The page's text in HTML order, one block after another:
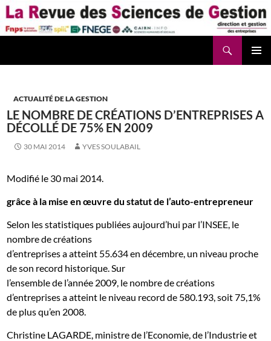
Aller
au
contenu
ACTUALITÉ DE LA GESTION
LE NOMBRE DE CRÉATIONS D’ENTREPRISES A
DÉCOLLÉ DE 75% EN 2009
30 MAI 2014 YVES SOULABAIL
Modifié le 30 mai 2014.
grâce à la mise en œuvre du statut de l’auto-entrepreneur
Selon les statistiques publiées aujourd’hui par l’INSEE, le
nombre de créations
d’entreprisesa atteint 55.634 en décembre, un niveau proche
de son record historique.Sur
l’ensemble de l’année 2009, le nombre de créations
d’entreprises a atteint le niveau record de 580.193, soit 75,1%
de plus qu’en 2008.
Christine LAGARDE, ministre de l’Economie, de l’Industrie et